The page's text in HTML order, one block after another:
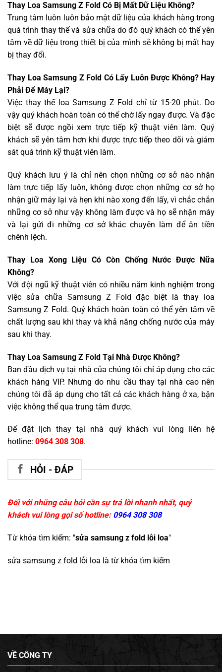
Thay Loa Samsung Z Fold Có Bị Mất Dữ Liệu Không?
Trung tâm luôn luôn bảo mật dữ liệu của khách hàng trong
quá trình thay thế và sửa chữa do đó quý khách có thể yên
tâm về dữ liệu trong thiết bị của mình sẽ không bị mất hay
bị thay đổi.
Thay Loa Samsung Z Fold Có Lấy Luôn Được Không? Hay
Phải Để Máy Lại?
Việc thay thế loa Samsung Z Fold chỉ từ 15-20 phút. Do
vậy quý khách hoàn toàn có thể chờ lấy ngay được. Và đặc
biệt sẽ được ngồi xem trực tiếp kỹ thuật viên làm. Quý
khách sẽ yên tâm hơn khi được trực tiếp theo dõi và giám
sát quá trình kỹ thuật viên làm.
Quý khách lưu ý là chỉ nên chọn những cơ sở nào nhận
làm trực tiếp lấy luôn, không được chọn những cơ sở họ
nhận giữ máy lại và hẹn khi nào xong đến lấy, vì chắc chắn
những cơ sở như vậy không làm được và họ sẽ nhận máy
và lại gửi đi những cơ sở khác chuyên làm để ăn tiền
chênh lệch.
Thay Loa Xong Liệu Có Còn Chống Nước Được Nữa
Không?
Với đội ngũ kỹ thuật viên có nhiều năm kinh nghiệm trong
việc sửa chữa Samsung Z Fold đặc biệt là thay loa
Samsung Z Fold. Quý khách hoàn toàn có thể yên tâm về
chất lượng sau khi thay và khả năng chống nước của máy
sau khi thay.
Thay Loa Samsung Z Fold Tại Nhà Được Không?
Ban đầu dịch vụ tại nhà của chúng tôi chỉ áp dụng cho các
khách hàng VIP. Nhưng do nhu cầu thay tại nhà cao nên
chúng tôi đã áp dụng cho tất cả các khách hàng ở xa, bận
việc không thể qua trung tâm được.
Để đặt lịch thay tại nhà quý khách vui lòng liên hệ
hotline: 0964 308 308.
HỎI - ĐÁP
Đối với những câu hỏi cần sự trả lời nhanh nhất, quý
khách vui lòng gọi số hotline: 0964 308 308
Từ khóa tìm kiếm: "sửa samsung z fold lỗi loa"
sửa samsung z fold lỗi loa là từ khóa tìm kiếm
VỀ CÔNG TY